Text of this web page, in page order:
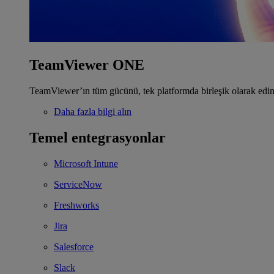
TeamViewer ONE
TeamViewer’ın tüm gücünü, tek platformda birleşik olarak
Daha fazla bilgi alın
Temel entegrasyonlar
Microsoft Intune
ServiceNow
Freshworks
Jira
Salesforce
Slack